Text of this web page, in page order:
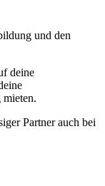
und den
deine
mieten.
Partner auch bei